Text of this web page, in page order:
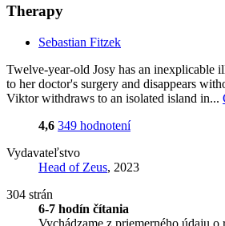
Therapy
Sebastian Fitzek
Twelve-year-old Josy has an inexplicable
to her doctor's surgery and disappears
Viktor withdraws to an isolated island in...
4,6 349 hodnotení
Vydavateľstvo
Head of Zeus, 2023
304 strán
6-7 hodín čítania
Vychádzame z priemerného údaju